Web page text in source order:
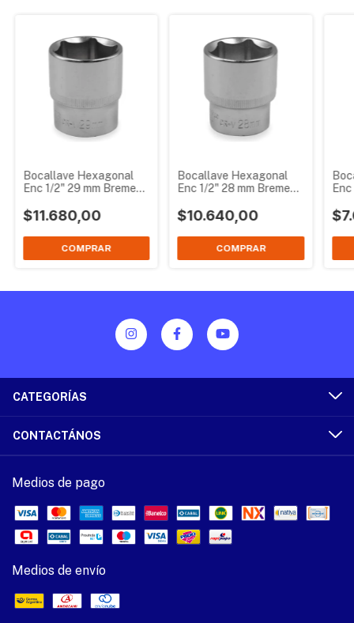
Bocallave Hexagonal
Enc 1/2" 29 mm Bremen
$11.680,00
Bocallave Hexagonal
Enc 1/2" 28 mm Bremen
$10.640,00
Enc
CATEGORÍAS
CONTACTÁNOS
Medios de pago
Medios de envío